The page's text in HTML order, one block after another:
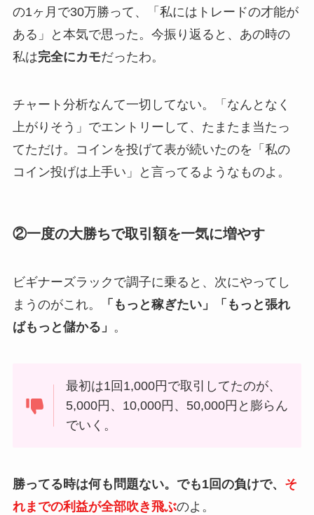
の1ヶ月で30万勝って、「私にはトレードの才能が
ある」と本気で思った。今振り返ると、あの時の
私は完全にカモだったわ。
チャート分析なんて一切してない。「なんとなく
上がりそう」でエントリーして、たまたま当たっ
てただけ。コインを投げて表が続いたのを「私の
コイン投げは上手い」と言ってるようなものよ。
②一度の大勝ちで取引額を一気に増やす
ビギナーズラックで調子に乗ると、次にやってし
まうのがこれ。
「もっと稼ぎたい」「もっと張れ
ばもっと儲かる」 。
最初は1回1,000円で取引してたのが、
5,000円、10,000円、50,000円と膨らん
でいく。
勝ってる時は何も問題ない。でも1回の負けで、 そ
れまでの利益が全部吹き飛ぶのよ。